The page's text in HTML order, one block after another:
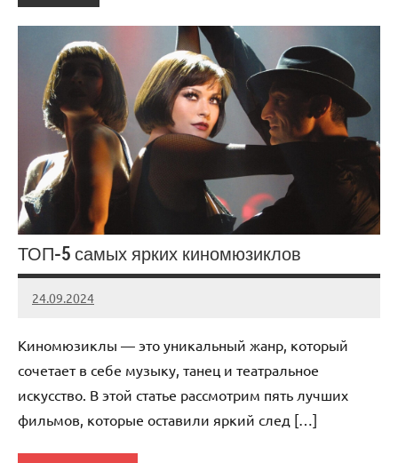
ТОП-5 самых ярких киномюзиклов
24.09.2024
admin
Нет
Киномюзиклы — это уникальный жанр, который
сочетает в себе музыку, танец и театральное
искусство. В этой статье рассмотрим пять лучших
фильмов, которые оставили яркий след […]